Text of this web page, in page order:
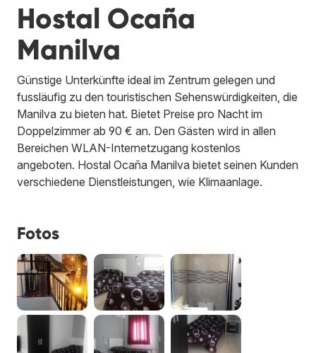
Hostal Ocaña
Manilva
Günstige Unterkünfte ideal im Zentrum gelegen und
fussläufig zu den touristischen Sehenswürdigkeiten, die
Manilva zu bieten hat. Bietet Preise pro Nacht im
Doppelzimmer ab 90 € an. Den Gästen wird in allen
Bereichen WLAN-Internetzugang kostenlos
angeboten. Hostal Ocaña Manilva bietet seinen Kunden
verschiedene Dienstleistungen, wie Klimaanlage.
Fotos